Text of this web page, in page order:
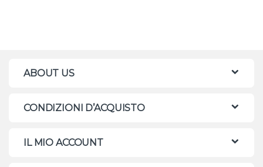
ABOUT US
CONDIZIONI D’ACQUISTO
IL MIO ACCOUNT